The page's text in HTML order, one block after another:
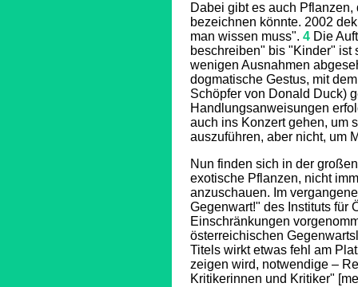
Dabei gibt es auch
bezeichnen könnte. 2002
man wissen muss". 4 Die
beschreiben" bis "Kinder" ist
wenigen Ausnahmen
dogmatische Gestus, mit
Schöpfer von Donald Duck)
Handlungsanweisungen
auch ins Konzert gehen, um
auszuführen, aber nicht, um
Nun finden sich in der
exotische Pflanzen, nicht
anzuschauen. Im
Gegenwart!" des Instituts für
Einschränkungen
österreichischen
Titels wirkt etwas fehl am
zeigen wird, notwendige –
Kritikerinnen und Kritiker"